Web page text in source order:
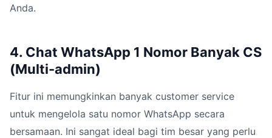
Anda.
4. Chat WhatsApp 1 Nomor Banyak CS
(Multi-admin)
Fitur ini memungkinkan banyak customer service
untuk mengelola satu nomor WhatsApp secara
bersamaan. Ini sangat ideal bagi tim besar yang perlu